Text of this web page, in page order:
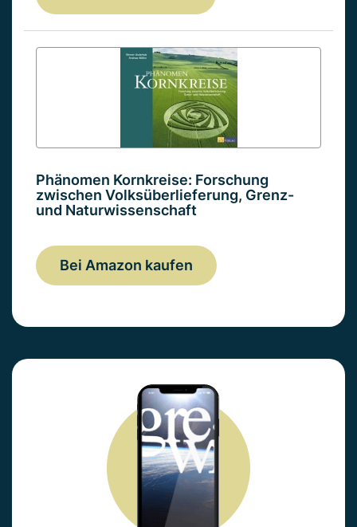
Phänomen Kornkreise: Forschung
zwischen Volksüberlieferung, Grenz-
und Naturwissenschaft
Bei Amazon kaufen